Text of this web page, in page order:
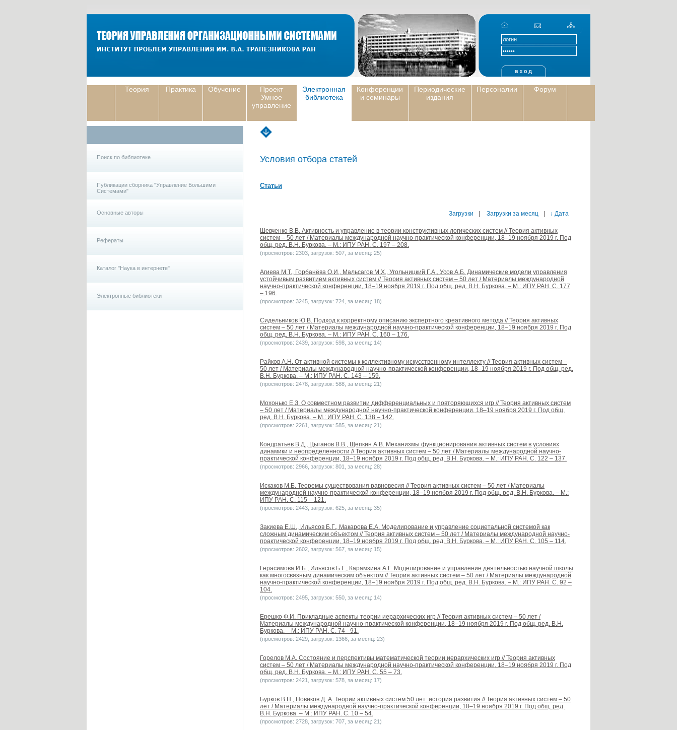
Теория Практика Обучение
Проект
Умное
управление
Электронная
библиотека
Конференции
и семинары
Периодические
издания
Персоналии Форум
Поиск по библиотеке
Публикации сборника "Управление Большими
Системами"
Основные авторы
Рефераты
Каталог "Наука в интернете"
Электронные библиотеки
Условия отбора статей
Статьи
Загрузки Загрузки за месяц ↓ Дата
Шевченко В.В. Активность и управление в теории конструктивных логических систем // Теория активных
систем – 50 лет / Материалы международной научно-практической конференции, 18–19 ноября 2019 г. Под
общ. ред. В.Н. Буркова. – М.: ИПУ РАН. C. 197 – 208.
(просмотров: 2303, загрузок: 507, за месяц: 25)
Агиева М.Т., Горбанёва О.И., Мальсагов М.Х., Угольницкий Г.А., Усов А.Б. Динамические модели управления
устойчивым развитием активных систем // Теория активных систем – 50 лет / Материалы международной
научно-практической конференции, 18–19 ноября 2019 г. Под общ. ред. В.Н. Буркова. – М.: ИПУ РАН. C. 177
– 196.
(просмотров: 3245, загрузок: 724, за месяц: 18)
Сидельников Ю.В. Подход к корректному описанию экспертного креативного метода // Теория активных
систем – 50 лет / Материалы международной научно-практической конференции, 18–19 ноября 2019 г. Под
общ. ред. В.Н. Буркова. – М.: ИПУ РАН. C. 160 – 176.
(просмотров: 2439, загрузок: 598, за месяц: 14)
Райков А.Н. От активной системы к коллективному искусственному интеллекту // Теория активных систем –
50 лет / Материалы международной научно-практической конференции, 18–19 ноября 2019 г. Под общ. ред.
В.Н. Буркова. – М.: ИПУ РАН. C. 143 – 159.
(просмотров: 2478, загрузок: 588, за месяц: 21)
Мохонько Е.З. О совместном развитии дифференциальных и повторяющихся игр // Теория активных систем
– 50 лет / Материалы международной научно-практической конференции, 18–19 ноября 2019 г. Под общ.
ред. В.Н. Буркова. – М.: ИПУ РАН. C. 138 – 142.
(просмотров: 2261, загрузок: 585, за месяц: 21)
Кондратьев В.Д., Цыганов В.В., Щепкин А.В. Механизмы функционирования активных систем в условиях
динамики и неопределенности // Теория активных систем – 50 лет / Материалы международной научно-
практической конференции, 18–19 ноября 2019 г. Под общ. ред. В.Н. Буркова. – М.: ИПУ РАН. C. 122 – 137.
(просмотров: 2966, загрузок: 801, за месяц: 28)
Искаков М.Б. Теоремы существования равновесия // Теория активных систем – 50 лет / Материалы
международной научно-практической конференции, 18–19 ноября 2019 г. Под общ. ред. В.Н. Буркова. – М.:
ИПУ РАН. C. 115 – 121.
(просмотров: 2443, загрузок: 625, за месяц: 35)
Закиева Е.Ш., Ильясов Б.Г., Макарова Е.А. Моделирование и управление социетальной системой как
сложным динамическим объектом // Теория активных систем – 50 лет / Материалы международной научно-
практической конференции, 18–19 ноября 2019 г. Под общ. ред. В.Н. Буркова. – М.: ИПУ РАН. C. 105 – 114.
(просмотров: 2602, загрузок: 567, за месяц: 15)
Герасимова И.Б., Ильясов Б.Г., Карамзина А.Г. Моделирование и управление деятельностью научной школы
как многосвязным динамическим объектом // Теория активных систем – 50 лет / Материалы международной
научно-практической конференции, 18–19 ноября 2019 г. Под общ. ред. В.Н. Буркова. – М.: ИПУ РАН. C. 92 –
104.
(просмотров: 2495, загрузок: 550, за месяц: 14)
Ерешко Ф.И. Прикладные аспекты теории иерархических игр // Теория активных систем – 50 лет /
Материалы международной научно-практической конференции, 18–19 ноября 2019 г. Под общ. ред. В.Н.
Буркова. – М.: ИПУ РАН. C. 74– 91.
(просмотров: 2429, загрузок: 1366, за месяц: 23)
Горелов М.А. Состояние и перспективы математической теории иерархических игр // Теория активных
систем – 50 лет / Материалы международной научно-практической конференции, 18–19 ноября 2019 г. Под
общ. ред. В.Н. Буркова. – М.: ИПУ РАН. C. 55 – 73.
(просмотров: 2421, загрузок: 578, за месяц: 17)
Бурков В.Н., Новиков Д. А. Теории активных систем 50 лет: история развития // Теория активных систем – 50
лет / Материалы международной научно-практической конференции, 18–19 ноября 2019 г. Под общ. ред.
В.Н. Буркова. – М.: ИПУ РАН. C. 10 – 54.
(просмотров: 2728, загрузок: 707, за месяц: 21)